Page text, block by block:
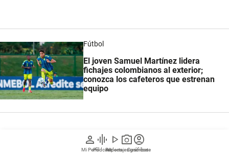
person
Mi Perfil
graphic_eq
Pódcast
play_arrow
Videos
photo_camera
Reportajes gráficos
account_circle
Suscríbete
Fútbol
El joven Samuel Martínez lidera
fichajes colombianos al exterior;
conozca los cafeteros que estrenan
equipo
Antes del encuentro entre el equipo mexicano y
Vancouver Whitecaps de Canadá, válido por la